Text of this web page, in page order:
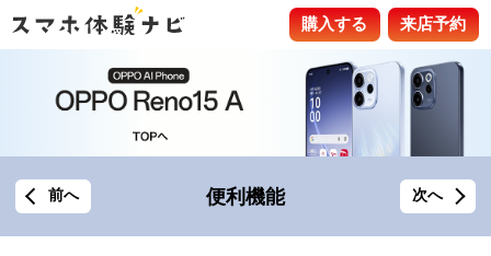
購入する 来店予約
便利機能 次へ
前へ